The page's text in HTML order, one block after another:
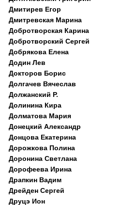
Дмитирев Егор
Дмитревская Марина
Добротворская Карина
Добротворский Сергей
Добрякова Елена
Додин Лев
Докторов Борис
Долгачев Вячеслав
Должанский Р.
Долинина Кира
Долматова Мария
Донецкий Александр
Донцова Екатерина
Дорожкова Полина
Доронина Светлана
Дорофеева Ирина
Драпкин Вадим
Дрейден Сергей
Друцэ Ион